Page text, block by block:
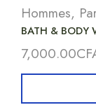
Hommes,
BATH & BODY
7,000.00